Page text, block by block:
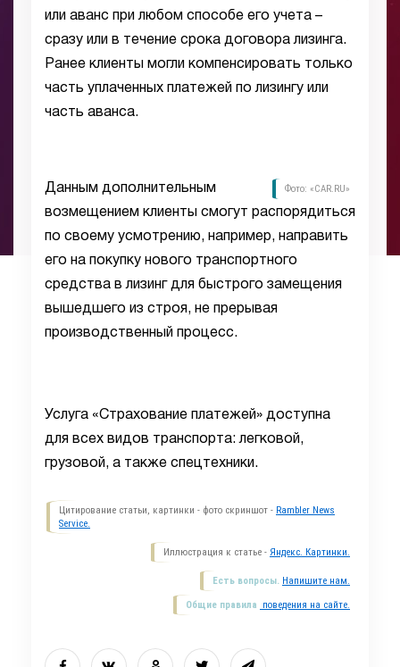
или аванс при любом способе его учета –
сразу или в течение срока договора лизинга.
Ранее клиенты могли компенсировать только
часть уплаченных платежей по лизингу или
часть аванса.
Фото: «CAR.RU»
Данным дополнительным
возмещением клиенты смогут распорядиться
по своему усмотрению, например, направить
его на покупку нового транспортного
средства в лизинг для быстрого замещения
вышедшего из строя, не прерывая
производственный процесс.
Услуга «Страхование платежей» доступна
для всех видов транспорта: легковой,
грузовой, а также спецтехники.
Цитирование статьи, картинки - фото скриншот - Rambler News
Service.
Иллюстрация к статье - Яндекс. Картинки.
Есть вопросы. Напишите нам.
Общие правила поведения на сайте.